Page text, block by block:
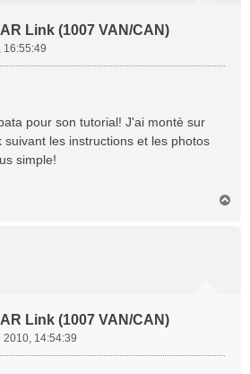
Link (1007 VAN/CAN)
16:55:49
pour son tutorial! J'ai montè sur
suivant les instructions et les photos
simple!
Link (1007 VAN/CAN)
14:54:39